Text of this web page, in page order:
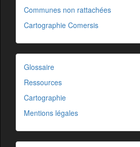
Communes non rattachées
Cartographie Comersis
Glossaire
Ressources
Cartographie
Mentions légales